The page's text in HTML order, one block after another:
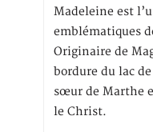
Madeleine est
emblématiques
Originaire de
bordure du lac
sœur de Marthe
le Christ.